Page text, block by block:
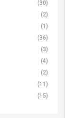
(30)
(2)
(1)
(36)
(3)
(4)
(2)
(11)
(15)